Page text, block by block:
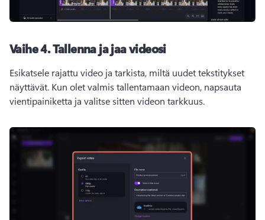
Vaihe 4.Tallenna ja jaa videosi
Esikatsele rajattu video ja tarkista, miltä uudet tekstitykset
näyttävät. Kun olet valmis tallentamaan videon, napsauta
vientipainiketta ja valitse sitten videon tarkkuus.